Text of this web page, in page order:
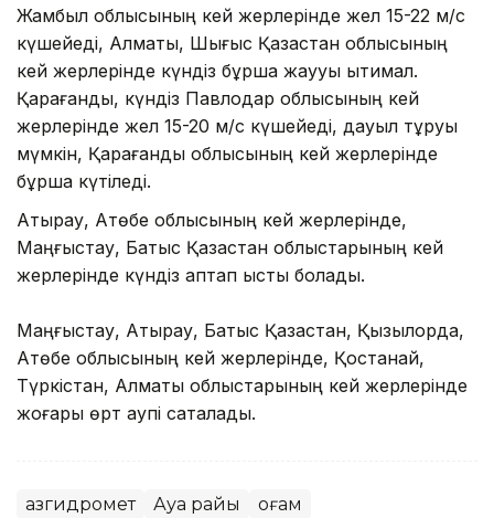
Жамбыл облысының кей жерлерінде жел 15-22 м/с
күшейеді, Алматы, Шығыс Қазақстан облысының
кей жерлерінде күндіз бұршақ жаууы ықтимал.
Қарағанды, күндіз Павлодар облысының кей
жерлерінде жел 15-20 м/с күшейеді, дауыл тұруы
мүмкін, Қарағанды облысының кей жерлерінде
бұршақ күтіледі.
Атырау, Ақтөбе облысының кей жерлерінде,
Маңғыстау, Батыс Қазақстан облыстарының кей
жерлерінде күндіз аптап ыстық болады.
Маңғыстау, Атырау, Батыс Қазақстан, Қызылорда,
Ақтөбе облысының кей жерлерінде, Қостанай,
Түркістан, Алматы облыстарының кей жерлерінде
жоғары өрт қаупі сақталады.
Қазгидромет Ауа райы Қоғам